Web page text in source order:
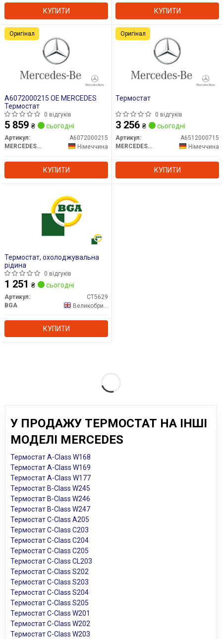
КУПИТИ КУПИТИ
A6072000215 OE MERCEDES
Термостат
0 відгуків
5 859 ₴ сьогодні
Артикул:
A6072000215
MERCEDES-BENZ
Німеччина
КУПИТИ
Оригінал
Термостат
0 відгуків
3 256 ₴ сьогодні
Артикул:
A6512000715
MERCEDES-BENZ
Німеччина
КУПИТИ
Оригінал
Термостат, охолоджувальна
рідина
0 відгуків
1 251 ₴ сьогодні
Артикул:
CT5629
BGA
Великобританія
КУПИТИ
У ПРОДАЖУ ТЕРМОСТАТ НА ІНШІ
МОДЕЛІ MERCEDES
Термостат A-Class W168
Термостат A-Class W169
Термостат A-Class W177
Термостат B-Class W245
Термостат B-Class W246
Термостат B-Class W247
Термостат C-Class A205
Термостат C-Class C203
Термостат C-Class C204
Термостат C-Class C205
Термостат C-Class CL203
Термостат C-Class S202
Термостат C-Class S203
Термостат C-Class S204
Термостат C-Class S205
Термостат C-Class W201
Термостат C-Class W202
Термостат C-Class W203